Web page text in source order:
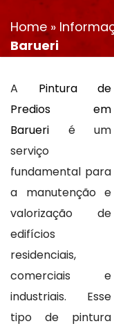
Home »
Barueri
A Pintura de
Predios em
Barueri é um
serviço
fundamental para
a manutenção e
valorização de
edifícios
residenciais,
comerciais e
industriais. Esse
tipo de pintura